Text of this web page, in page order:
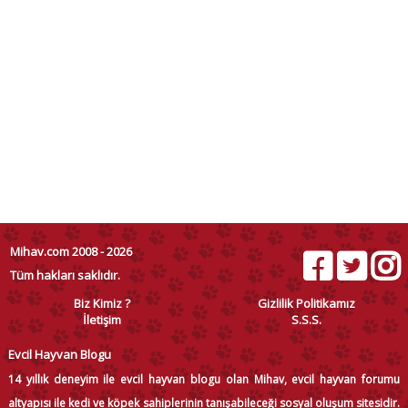
Mihav.com 2008 - 2026
Tüm hakları saklıdır.
Biz Kimiz ?
Gizlilik Politikamız
İletişim
S.S.S.
Evcil Hayvan Blogu
14 yıllık deneyim ile evcil hayvan blogu olan Mihav, evcil hayvan forumu
altyapısı ile kedi ve köpek sahiplerinin tanışabileceği sosyal oluşum sitesidir.